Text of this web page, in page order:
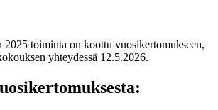
2025 toiminta on koottu vuosikertomukseen,
yhteydessä 12.5.2026.